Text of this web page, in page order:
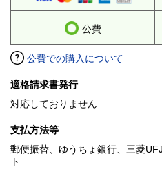
公費
公費での購入について
適格請求書発行
対応しておりません
支払方法等
郵便振替、ゆうちょ銀行、三菱
ト